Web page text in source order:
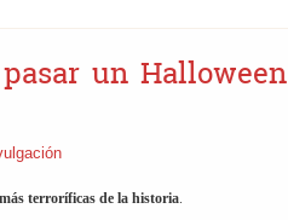
un Halloween
terroríficas de la historia.